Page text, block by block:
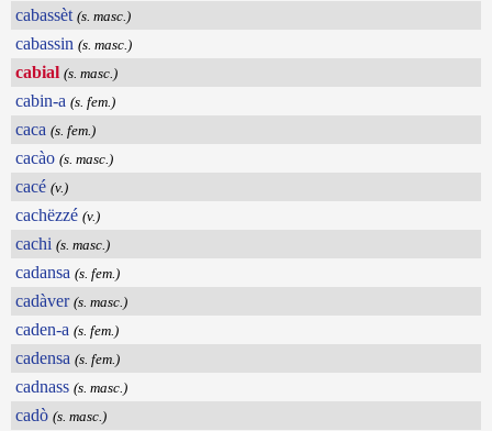
cabassèt (s. masc.)
cabassin (s. masc.)
cabial (s. masc.)
cabin-a (s. fem.)
caca (s. fem.)
cacào (s. masc.)
cacé (v.)
cachëzzé (v.)
cachi (s. masc.)
cadansa (s. fem.)
cadàver (s. masc.)
caden-a (s. fem.)
cadensa (s. fem.)
cadnass (s. masc.)
cadò (s. masc.)